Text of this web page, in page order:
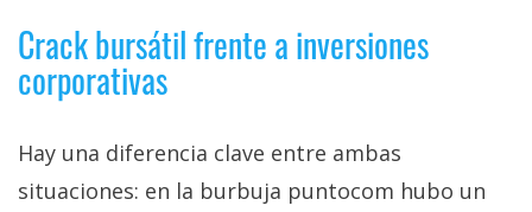
Crack bursátil frente a inversiones
corporativas
Hay una diferencia clave entre ambas
situaciones: en la burbuja puntocom hubo un